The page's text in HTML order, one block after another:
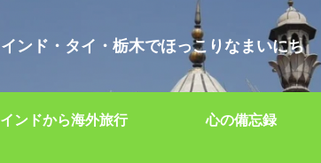
インド・タイ・栃木でほっこりなまいにち
インドから海外旅行 心の備忘録